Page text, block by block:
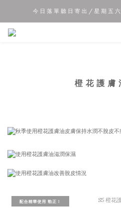
夏 日 優 惠 正
今 日 落 單 聽 日 寄 出 / 星 期 五
橙 花 護 膚
配合精華使用 勁正！